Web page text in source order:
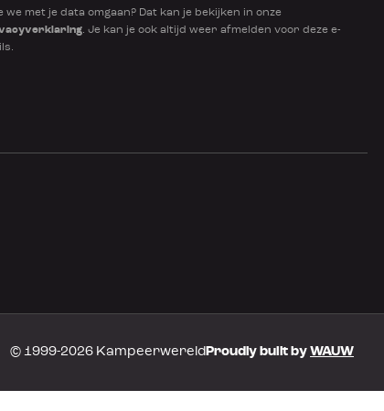
we met je data omgaan? Dat kan je bekijken in onze
. Je kan je ook altijd weer afmelden voor deze e-
© 1999-2026 KampeerwereldProudly built by WAUW